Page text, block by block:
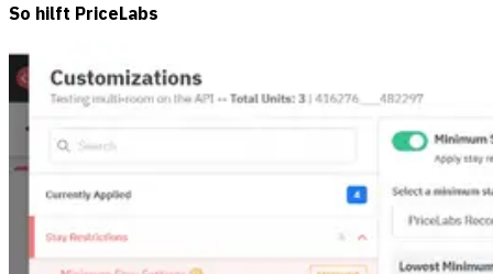
So hilft PriceLabs